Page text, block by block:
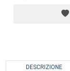
DESCRIZIONE